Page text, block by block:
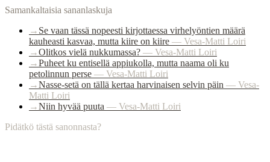
Samankaltaisia sananlaskuja
→ Se vaan tässä nopeesti kirjottaessa virhelyöntien määrä
kauheasti kasvaa, mutta kiire on kiire — Vesa-Matti Loiri
→Olitkos vielä nukkumassa? — Vesa-Matti Loiri
→Puheet ku entisellä appiukolla, mutta naama oli ku
petolinnun perse — Vesa-Matti Loiri
→Nasse-setä on tällä kertaa harvinaisen selvin päin — Vesa-
Matti Loiri
→Niin hyvää puuta — Vesa-Matti Loiri
Pidätkö tästä sanonnasta?